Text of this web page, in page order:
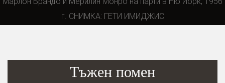
г. СНИМКА: ГЕТИ ИМИДЖИС
Тъжен помен